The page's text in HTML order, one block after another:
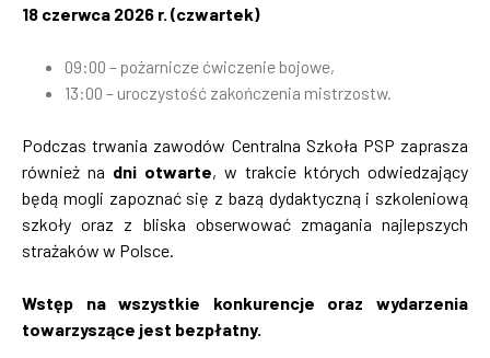
18 czerwca 2026 r. (czwartek)
09:00 – pożarnicze ćwiczenie bojowe,
13:00 – uroczystość zakończenia mistrzostw.
Podczas trwania zawodów Centralna Szkoła PSP zaprasza
również na dni otwarte, w trakcie których odwiedzający
będą mogli zapoznać się z bazą dydaktyczną i szkoleniową
szkoły oraz z bliska obserwować zmagania najlepszych
strażaków w Polsce.
Wstęp na wszystkie konkurencje oraz wydarzenia
towarzyszące jest bezpłatny.